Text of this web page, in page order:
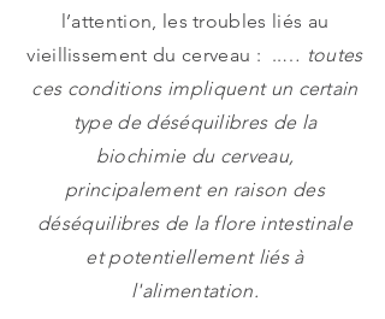
l’attention, les troubles liés au
vieillissement du cerveau : ..… toutes
ces conditions impliquent un certain
type de déséquilibres de la
biochimie du cerveau,
principalement en raison des
déséquilibres de la flore intestinale
et potentiellement liés à
l'alimentation.